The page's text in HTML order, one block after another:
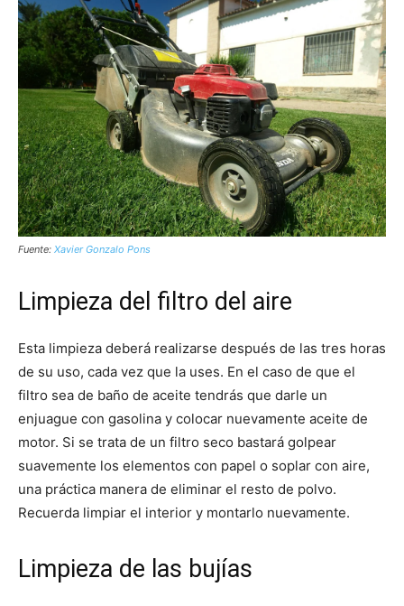
Fuente: Xavier Gonzalo Pons
Limpieza del filtro del aire
Esta limpieza deberá realizarse después de las tres horas
de su uso, cada vez que la uses. En el caso de que el
filtro sea de baño de aceite tendrás que darle un
enjuague con gasolina y colocar nuevamente aceite de
motor. Si se trata de un filtro seco bastará golpear
suavemente los elementos con papel o soplar con aire,
una práctica manera de eliminar el resto de polvo.
Recuerda limpiar el interior y montarlo nuevamente.
Limpieza de las bujías